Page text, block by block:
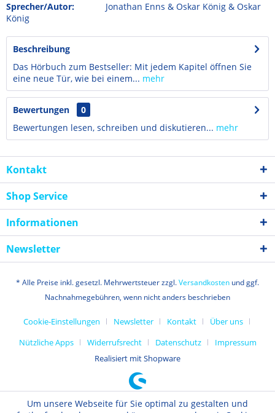
Sprecher/Autor:
Jonathan Enns & Oskar König & Oskar
König
Beschreibung
Das Hörbuch zum Bestseller: Mit jedem Kapitel öffnen Sie
eine neue Tür, wie bei einem... mehr
Bewertungen
0
Bewertungen lesen, schreiben und diskutieren... mehr
Kontakt
Shop Service
Informationen
Newsletter
* Alle Preise inkl. gesetzl. Mehrwertsteuer zzgl.Versandkosten und ggf.
Nachnahmegebühren, wenn nicht anders beschrieben
Cookie-Einstellungen Newsletter Kontakt
Über uns
Nützliche Apps
Widerrufsrecht Datenschutz
Impressum
Realisiert mit Shopware
Um unsere Webseite für Sie optimal zu gestalten und